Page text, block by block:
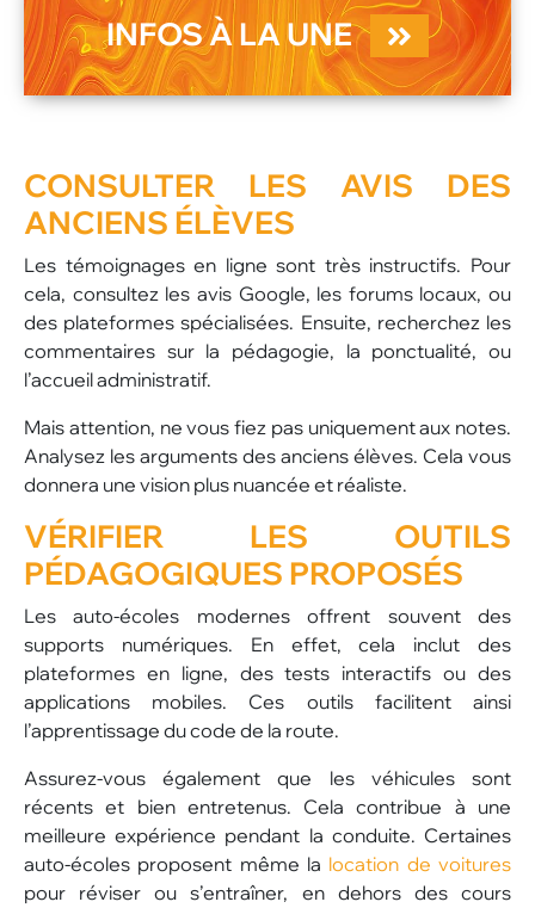
INFOS À LA UNE
CONSULTER LES AVIS DES
ANCIENS ÉLÈVES
Les témoignages en ligne sont très instructifs. Pour
cela, consultez les avis Google, les forums locaux, ou
des plateformes spécialisées. Ensuite, recherchez les
commentaires sur la pédagogie, la ponctualité, ou
l’accueil administratif.
Mais attention, ne vous fiez pas uniquement aux notes.
Analysez les arguments des anciens élèves. Cela vous
donnera une vision plus nuancée et réaliste.
VÉRIFIER LES OUTILS
PÉDAGOGIQUES PROPOSÉS
Les auto-écoles modernes offrent souvent des
supports numériques. En effet, cela inclut des
plateformes en ligne, des tests interactifs ou des
applications mobiles. Ces outils facilitent ainsi
l’apprentissage du code de la route.
Assurez-vous également que les véhicules sont
récents et bien entretenus. Cela contribue à une
meilleure expérience pendant la conduite. Certaines
auto-écoles proposent même la location de voitures
pour réviser ou s’entraîner, en dehors des cours